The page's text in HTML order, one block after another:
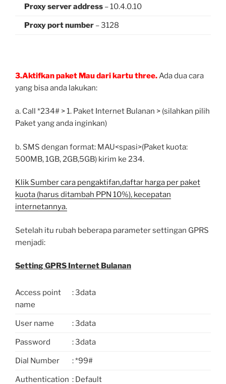
Proxy server address – 10.4.0.10
Proxy port number – 3128
3.Aktifkan paket Mau dari kartu three.Ada dua cara
yang bisa anda lakukan:
a. Call *234# > 1. Paket Internet Bulanan > (silahkan pilih
Paket yang anda inginkan)
b. SMS dengan format: MAU<spasi>(Paket kuota:
500MB, 1GB, 2GB,5GB) kirim ke 234.
Klik Sumber cara pengaktifan,daftar harga per paket
kuota (harus ditambah PPN 10%), kecepatan
internetannya.
Setelah itu rubah beberapa parameter settingan GPRS
menjadi:
Setting GPRS Internet Bulanan
Access point
name
: 3data
User name : 3data
Password : 3data
Dial Number : *99#
Authentication : Default